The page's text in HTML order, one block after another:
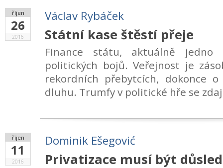
říjen
26
2016
Václav Rybáček
Státní kase štěstí přeje
Finance státu, aktuálně
politických bojů. Veřejnost je
rekordních přebytcích, dokonce
dluhu. Trumfy v politické hře se
říjen
11
2016
Dominik Ešegović
Privatizace musí být